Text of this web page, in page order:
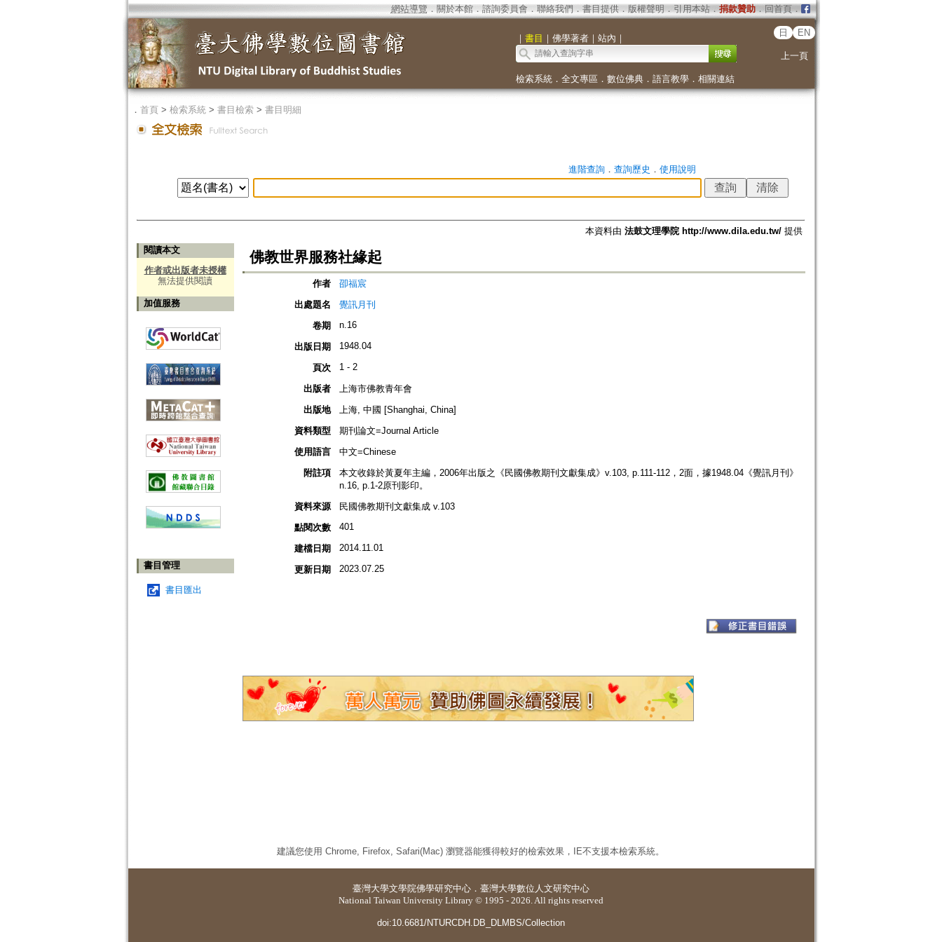
網站導覽 ． 關於本館． 諮詢委員會． 聯絡我們 ． 書目提供． 版權聲明 ． 引用本站． 捐款贊助．回首頁．
｜ 書目 ｜ 佛學著者｜ 站內 ｜
日 EN
上一頁
檢索系統． 全文專區 ． 數位佛典． 語言教學． 相關連結
． 首頁> 檢索系統> 書目檢索> 書目明細
進階查詢． 查詢歷史 ． 使用說明
本資料由 法鼓文理學院 http://www.dila.edu.tw/提供
閱讀本文
作者或出版者未授權
無法提供閱讀
加值服務
書目管理
書目匯出
佛教世界服務社緣起
作者
卲福宸
出處題名
覺訊月刊
卷期
n.16
出版日期 1948.04
頁次 1 - 2
出版者
上海市佛教青年會
出版地
上海, 中國 [Shanghai, China]
資料類型
期刊論文=Journal Article
使用語言
中文=Chinese
附註項
本文收錄於黃夏年主編，2006年出版之《民國佛教期刊文獻集成》v.103, p.111-112，2面，據1948.04《覺訊月刊》
n.16, p.1-2原刊影印。
資料來源
民國佛教期刊文獻集成 v.103
點閱次數
401
建檔日期 2014.11.01
更新日期 2023.07.25
建議您使用 Chrome, Firefox, Safari(Mac) 瀏覽器能獲得較好的檢索效果，IE不支援本檢索系統。
臺灣大學文學院佛學研究中心 ． 臺灣大學數位人文研究中心
National Taiwan University Library © 1995 - 2026. All rights reserved
doi:10.6681/NTURCDH.DB_DLMBS/Collection